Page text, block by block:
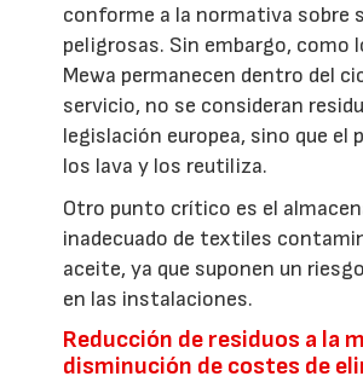
conforme a la normativa sobre
peligrosas. Sin embargo, como
Mewa permanecen dentro del
servicio, no se consideran
legislación europea, sino que el
los lava y los reutiliza.
Otro punto crítico es el
inadecuado de textiles
aceite, ya que suponen un
en las instalaciones.
Reducción de residuos a la
disminución de costes de